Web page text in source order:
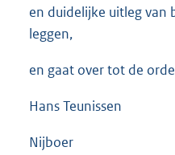
en duidelijke uitleg van
leggen,
en gaat over tot de
Hans Teunissen
Nijboer